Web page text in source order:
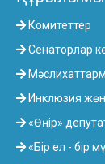
Комитеттер
Сенаторлар
Инклюзия
«Өңір»
«Бір ел - бір